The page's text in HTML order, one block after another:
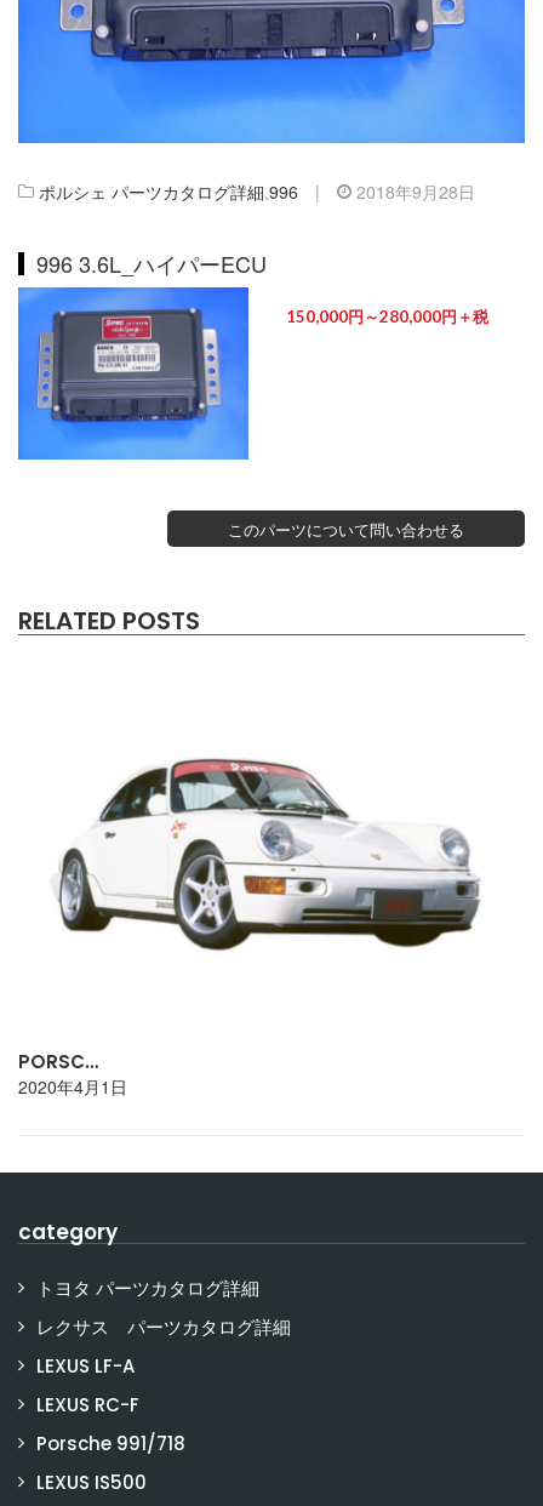
ポルシェ パーツカタログ詳細,996 | 2018年9月28日
996 3.6L_ハイパーECU
150,000円～280,000円＋税
このパーツについて問い合わせる
RELATED POSTS
PORSC…
2020年4月1日
category
トヨタ パーツカタログ詳細
レクサス パーツカタログ詳細
LEXUS LF-A
LEXUS RC-F
Porsche 991/718
LEXUS IS500